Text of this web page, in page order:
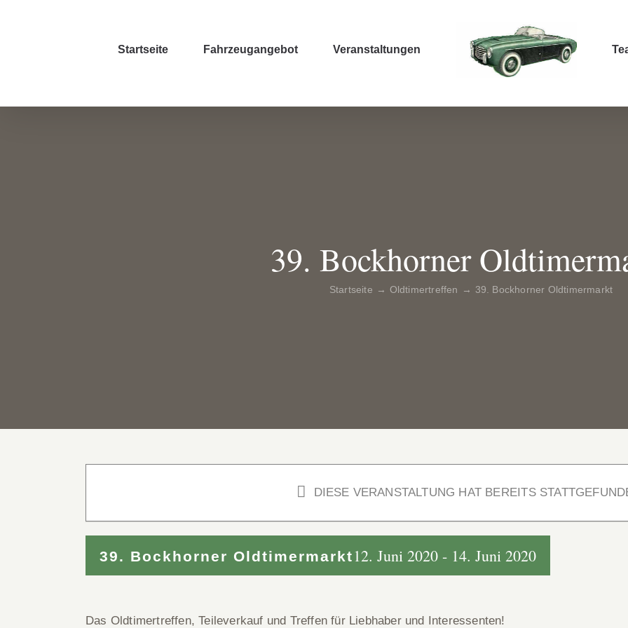
Startseite Fahrzeugangebot Veranstaltungen
39. Bockhorner
Startseite Oldtimertreffen 39. Bockhorner Oldtimermarkt
DIESE VERANSTALTUNG HAT BEREITS
39. Bockhorner Oldtimermarkt 12. Juni 2020 - 14. Juni 2020
Das Oldtimertreffen, Teileverkauf und Treffen für Liebhaber und Interessenten!